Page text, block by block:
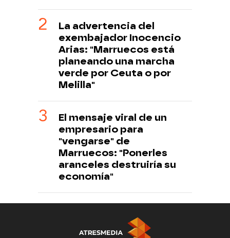
La advertencia del
exembajador Inocencio
Arias: "Marruecos está
planeando una marcha
verde por Ceuta o por
Melilla"
El mensaje viral de un
empresario para
"vengarse" de
Marruecos: "Ponerles
aranceles destruiría su
economía"